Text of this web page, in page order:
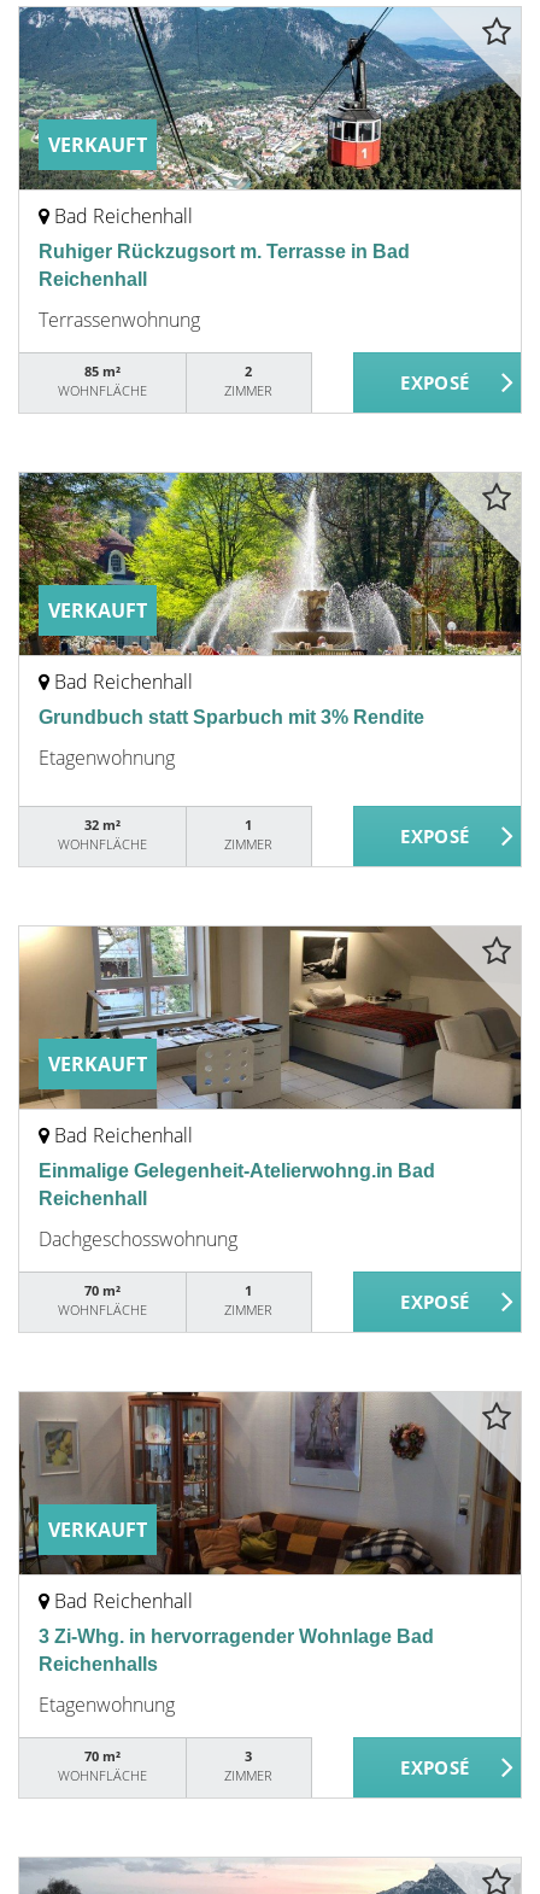
VERKAUFT
Bad Reichenhall
Ruhiger Rückzugsort m. Terrasse in Bad
Reichenhall
Terrassenwohnung
85 m²
WOHNFLÄCHE
2
ZIMMER
VERKAUFT
Bad Reichenhall
Grundbuch statt Sparbuch mit 3% Rendite
Etagenwohnung
32 m²
WOHNFLÄCHE
1
ZIMMER
VERKAUFT
Bad Reichenhall
Einmalige Gelegenheit-Atelierwohng.in Bad
Reichenhall
Dachgeschosswohnung
70 m²
WOHNFLÄCHE
1
ZIMMER
VERKAUFT
Bad Reichenhall
3 Zi-Whg. in hervorragender Wohnlage Bad
Reichenhalls
Etagenwohnung
70 m²
WOHNFLÄCHE
3
ZIMMER